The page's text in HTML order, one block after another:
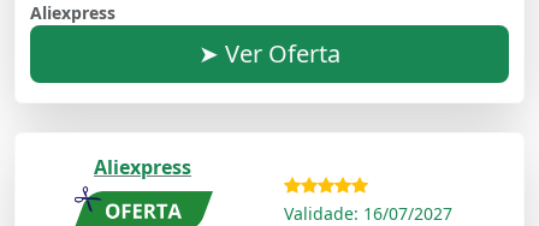
Aliexpress
➤ Ver Oferta
Aliexpress
Validade: 16/07/2027